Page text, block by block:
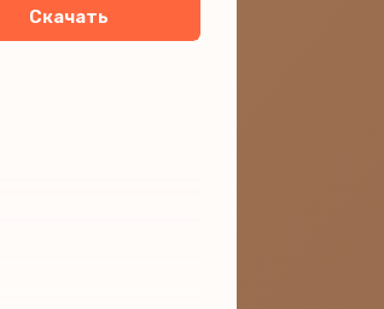
Скачать